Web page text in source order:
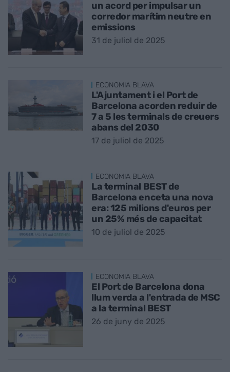
un acord per impulsar un
corredor marítim neutre en
emissions
31 de juliol de 2025
ECONOMIA BLAVA
L'Ajuntament i el Port de
Barcelona acorden reduir de
7 a 5 les terminals de creuers
abans del 2030
17 de juliol de 2025
ECONOMIA BLAVA
La terminal BEST de
Barcelona enceta una nova
era: 125 milions d'euros per
un 25% més de capacitat
10 de juliol de 2025
ECONOMIA BLAVA
El Port de Barcelona dona
llum verda a l'entrada de MSC
a la terminal BEST
26 de juny de 2025